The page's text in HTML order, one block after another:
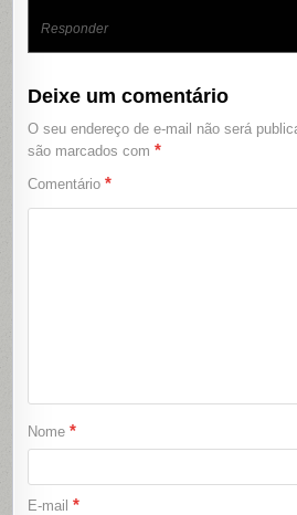
Responder
Deixe um comentário
O seu endereço de e-mail não será
são marcados com*
Comentário*
Nome*
E-mail*